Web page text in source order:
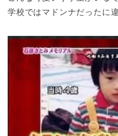
学校ではマドンナだったに